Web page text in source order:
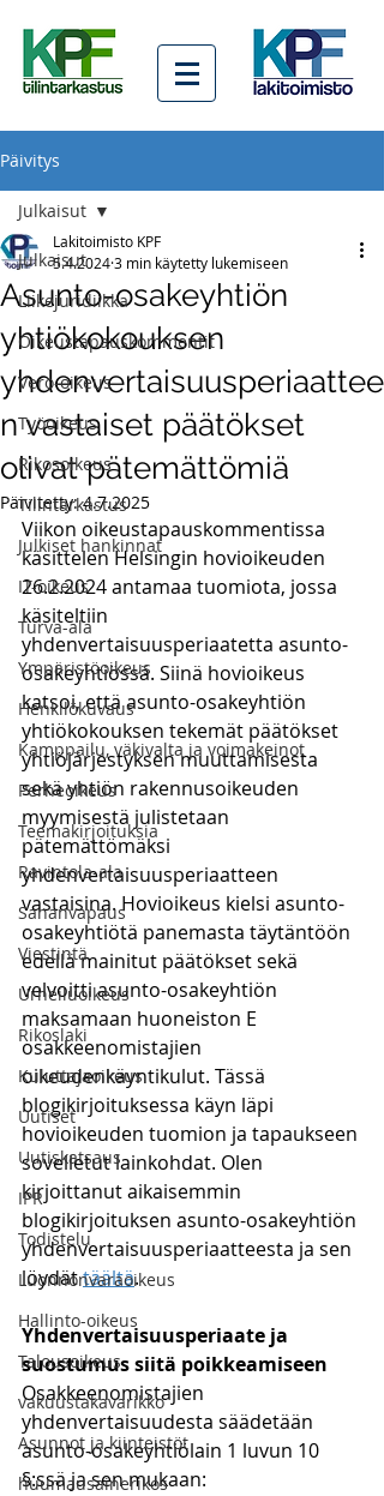
Päivitys
Julkaisut
Liikejuridiikka
Oikeustapauskommentit
Vero-oikeus
Työoikeus
Rikosoikeus
Tilintarkastus
Julkiset hankinnat
IT-oikeus
Turva-ala
Ympäristöoikeus
Henkilökuvaus
Kamppailu, väkivalta ja voimakeinot
Perheoikeus
Teemakirjoituksia
Ravintola-ala
Sananvapaus
Viestintä
Urheiluoikeus
Rikoslaki
Kuluttajaoikeus
Uutiset
Uutiskatsaus
IPR
Todistelu
Luonnonvaraoikeus
Hallinto-oikeus
Talousoikeus
vakuustakavarikko
Asunnot ja kiinteistöt
huumausainerikos
Julkaisut
Asunto-osakeyhtiön
yhtiökokouksen
yhdenvertaisuusperiaattee
n vastaiset päätökset
olivat pätemättömiä
Lakitoimisto KPF
5.4.20243 min käytetty lukemiseen
Päivitetty:4.7.2025
Viikon oikeustapauskommentissa
käsittelen Helsingin hovioikeuden
26.2.2024 antamaa tuomiota, jossa
käsiteltiin
yhdenvertaisuusperiaatetta asunto-
osakeyhtiössä. Siinä hovioikeus
katsoi, että asunto-osakeyhtiön
yhtiökokouksen tekemät päätökset
yhtiöjärjestyksen muuttamisesta
sekä yhtiön rakennusoikeuden
myymisestä julistetaan
pätemättömäksi
yhdenvertaisuusperiaatteen
vastaisina. Hovioikeus kielsi asunto-
osakeyhtiötä panemasta täytäntöön
edellä mainitut päätökset sekä
velvoitti asunto-osakeyhtiön
maksamaan huoneiston E
osakkeenomistajien
oikeudenkäyntikulut. Tässä
blogikirjoituksessa käyn läpi
hovioikeuden tuomion ja tapaukseen
sovelletut lainkohdat. Olen
kirjoittanut aikaisemmin
blogikirjoituksen asunto-osakeyhtiön
yhdenvertaisuusperiaatteesta ja sen
löydät täältä.
Yhdenvertaisuusperiaate ja
suostumus siitä poikkeamiseen
Osakkeenomistajien
yhdenvertaisuudesta säädetään
asunto-osakeyhtiölain 1 luvun 10
§:ssä ja sen mukaan: